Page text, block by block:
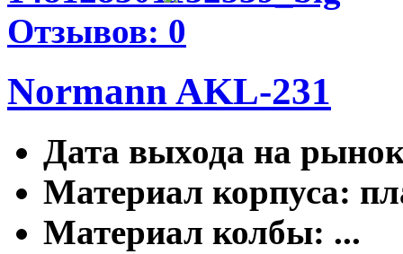
Отзывов: 0
Normann AKL-231
Дата выхода на
Материал корпуса:
Материал колбы: ...